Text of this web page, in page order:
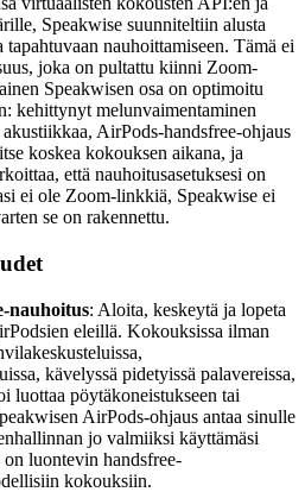
Speakwise suunniteltiin alusta
tapahtuvaan nauhoittamiseen. Tämä ei
joka on pultattu kiinni Zoom-
Speakwisen osa on optimoitu
kehittynyt melunvaimentaminen
AirPods-handsfree-ohjaus
koskea kokouksen aikana, ja
että nauhoitusasetuksesi on
ei ole Zoom-linkkiä, Speakwise ei
se on rakennettu.
nauhoitus: Aloita, keskeytä ja lopeta
eleillä. Kokouksissa ilman
kävelyssä pidetyissä palavereissa,
luottaa pöytäkoneistukseen tai
AirPods-ohjaus antaa sinulle
jo valmiiksi käyttämäsi
luontevin handsfree-
kokouksiin.